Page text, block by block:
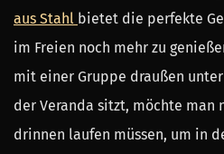
aus Stahl bietet die perfekte
im Freien noch mehr zu
mit einer Gruppe draußen
der Veranda sitzt, möchte man
drinnen laufen müssen, um in